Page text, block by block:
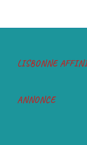
LISBONNE
ANNONCE